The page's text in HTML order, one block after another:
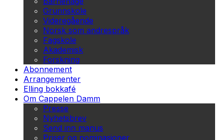
Grunnskole
Videregående
Norsk som andrespråk
Fagskole
Akademisk
Forskning
Abonnement
Arrangementer
Elling bokkafé
Om Cappelen Damm
Presse
Nyhetsbrev
Send inn manus
Priser og nominasjoner